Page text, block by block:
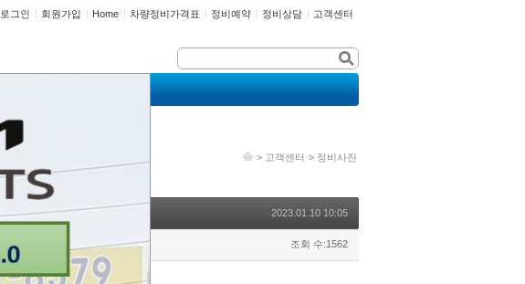
로그인 회원가입 Home 차량정비가격표 정비예약 정비상담 고객센터
> 고객센터 > 정비사진
2023.01.10 10:05
조회 수:1562